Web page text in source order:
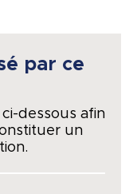
par ce
dessous afin
un